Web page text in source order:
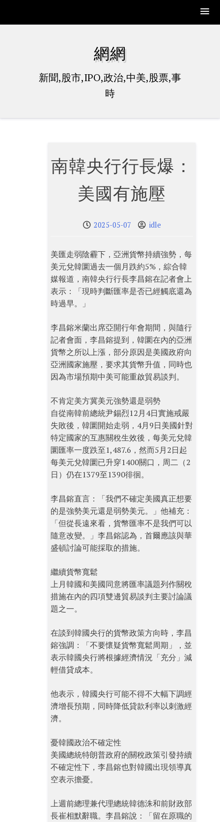
網網
新聞,股市,IPO,政治,中美,股票,事
時
南韓央行行長爆：
美國有施壓
2025-05-07 idle
美匯走弱陰霾下，亞洲貨幣持續強勢，每
美元兌韓圜過去一個月跌約5%，綜合韓
媒報道，南韓央行行長李昌鎔在記者會上
表示：「現時判斷匯率是否已經觸底還為
時過早。」
李昌鎔米蘭出席亞開行年會期間，與隨行
記者會面，李昌鎔提到，韓圜在內的亞洲
貨幣之所以上漲，部分原因是美國政府向
亞洲國家施壓，要求其貨幣升值，同時也
因為市場預期中美可能重啟貿易談判。
不肯定美方冀美元強勢還是弱勢
自從南韓前總統尹錫烈12月4日實施戒嚴
失敗後，韓圜開始走弱，4月9日美國針對
特定國家的互惠關稅生效後，每美元兌韓
圜匯率一度跌至1,487.6，然而5月2日起
每美元兌韓圜已升穿1400關口，周二（2
日）仍在1379至1390徘徊。
李昌鎔直言：「我們不確定美國真正想要
的是強勢美元還是弱勢美元。」他補充：
「但從長遠來看，貨幣匯率不是我們可以
隨意改變。」李昌鎔認為，首爾應該與華
盛頓討論可能採取的措施。
繼續貨幣寬鬆
上月韓國和美國同意將匯率議題列作關稅
措施在內的四項雙邊貿易談判主要討論議
題之一。
在談到韓國央行的貨幣政策方向時，李昌
鎔強調：「不要懷疑貨幣寬鬆周期」，並
表示韓國央行將根據經濟情況「充分」減
輕借貸成本。
他表示，韓國央行可能不得不大幅下調經
濟增長預期，同時降低貸款利率以刺激經
濟。
憂韓國政治不確定性
美國總統特朗普政府的關稅政策引發持續
不確定性下，李昌鎔也對韓國出現領導真
空表示擔憂。
上週前總理兼代理總統韓德洙和前財政部
長崔相默辭職。李昌鎔說：「留在原職的